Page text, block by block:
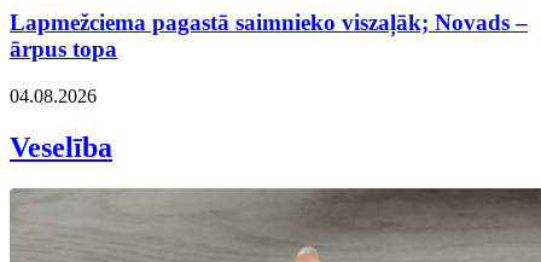
Lapmežciema pagastā saimnieko viszaļāk; Novads –
ārpus topa
04.08.2026
Veselība